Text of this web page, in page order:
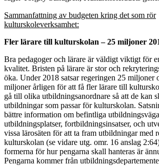
Sammanfattning av budgeten kring det som rör
kulturskoleverksamhet:
Fler lärare till kulturskolan – 25 miljoner
Bra pedagoger och lärare är väldigt viktigt för
kvalitet. Bristen på lärare är stor och
öka. Under 2018 satsar regeringen 25 miljoner
miljoner årligen för att få fler lärare till
gå till olika utbildningsanordnare så att de kan
utbildningar som passar för kulturskolan.
bättre information om befintliga
utbildningsplatser, fortbildningsinsatser, och
vissa lärosäten för att ta fram utbildningar med
kulturskolan (se vidare utg. omr. 16 anslag
formerna för hur pengarna skall hanteras är
Pengarna kommer från